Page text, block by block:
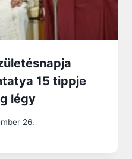
15 tippje
légy
26.